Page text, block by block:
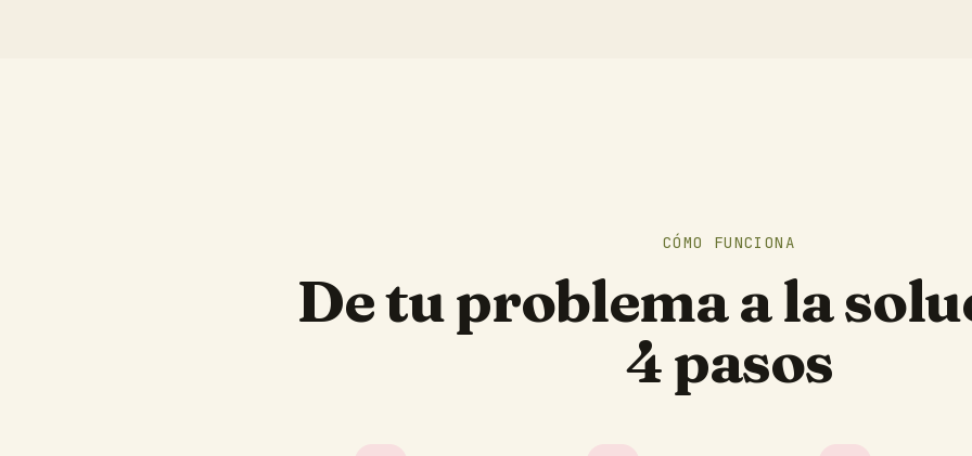
CÓMO FUNCIONA
De tu problema a la
4 pasos